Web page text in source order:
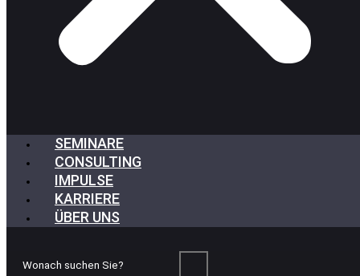
SEMINARE
CONSULTING
IMPULSE
KARRIERE
ÜBER UNS
Wonach